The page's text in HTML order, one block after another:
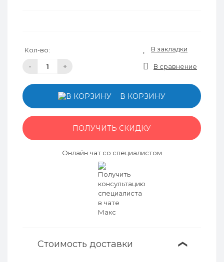
Кол-во:
- +
В закладки
В сравнение
В КОРЗИНУ
ПОЛУЧИТЬ СКИДКУ
Онлайн чат со специалистом
Стоимость доставки ❯